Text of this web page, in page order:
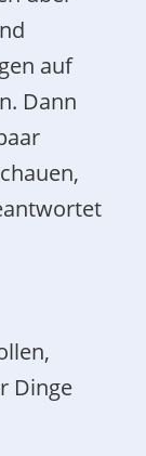
auf
Dann
Dinge